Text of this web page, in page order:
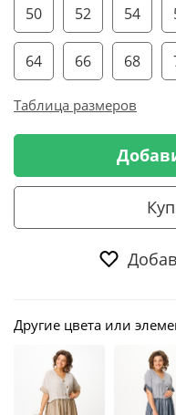
50 52 54
64 66 68
Таблица размеров
Другие цвета или